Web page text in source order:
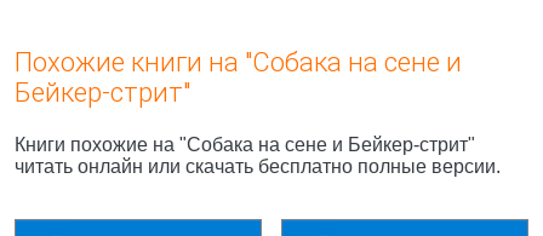
Похожие книги на "Собака на сене и
Бейкер-стрит"
Книги похожие на "Собака на сене и Бейкер-стрит"
читать онлайн или скачать бесплатно полные версии.